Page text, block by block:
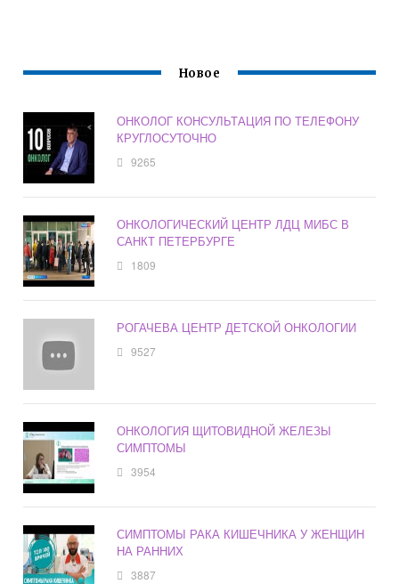
Новое
ОНКОЛОГ КОНСУЛЬТАЦИЯ ПО ТЕЛЕФОНУ
КРУГЛОСУТОЧНО
9265
ОНКОЛОГИЧЕСКИЙ ЦЕНТР ЛДЦ МИБС В
САНКТ ПЕТЕРБУРГЕ
1809
РОГАЧЕВА ЦЕНТР ДЕТСКОЙ ОНКОЛОГИИ
9527
ОНКОЛОГИЯ ЩИТОВИДНОЙ ЖЕЛЕЗЫ
СИМПТОМЫ
3954
СИМПТОМЫ РАКА КИШЕЧНИКА У ЖЕНЩИН
НА РАННИХ
3887